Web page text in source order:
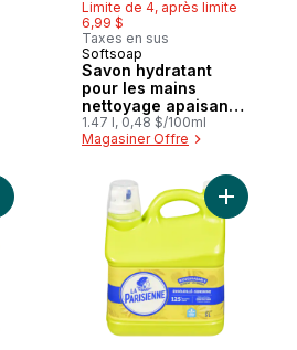
Limite de 4, après limite
6,99 $
Taxes en sus
Softsoap
Savon hydratant
pour les mains
nettoyage apaisant
parfum frais d'aloès
recharge
1.47 l, 0,48 $/100ml
Magasiner Offre
Cola au panier Ajouter